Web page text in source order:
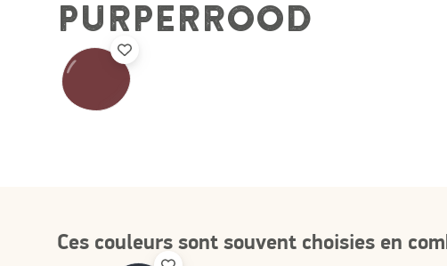
PURPERROOD
Ces couleurs sont souvent choisies en